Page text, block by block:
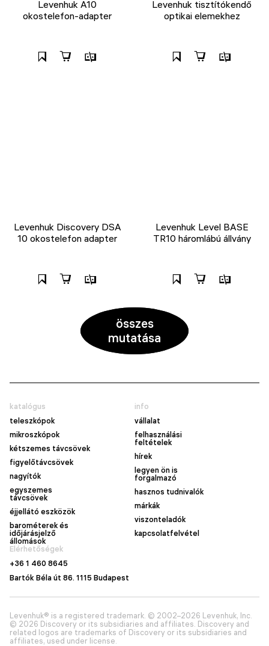
Levenhuk A10
okostelefon-adapter
Levenhuk tisztítókendő
optikai elemekhez
Levenhuk Discovery DSA
10 okostelefon adapter
Levenhuk Level BASE
TR10 háromlábú állvány
összes
mutatása
katalógus
teleszkópok
mikroszkópok
kétszemes távcsövek
figyelőtávcsövek
nagyítók
egyszemes
távcsövek
éjjellátó eszközök
barométerek és
időjárásjelző
állomások
info
vállalat
felhasználási
feltételek
hírek
legyen ön is
forgalmazó
hasznos tudnivalók
márkák
viszonteladók
kapcsolatfelvétel
Elérhetőségek
+36 1 460 8645
Bartók Béla út 86. 1115 Budapest
Levenhuk® is a registered trademark. © 2002–2026 Levenhuk, Inc.
© 2026 Discovery or its subsidiaries and affiliates. Discovery and
related logos are trademarks of Discovery or its subsidiaries and
affiliates, used under license.